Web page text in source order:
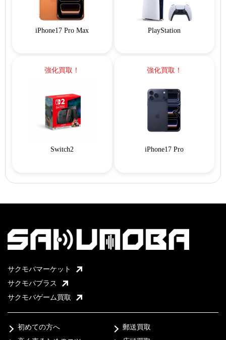
iPhone17 Pro Max PlayStation
強化買取！
Switch2
強化買取！
iPhone17 Pro
サクモバマーケット
サクモバプラス
サクモバゲーム買取
初めての方へ
郵送買取